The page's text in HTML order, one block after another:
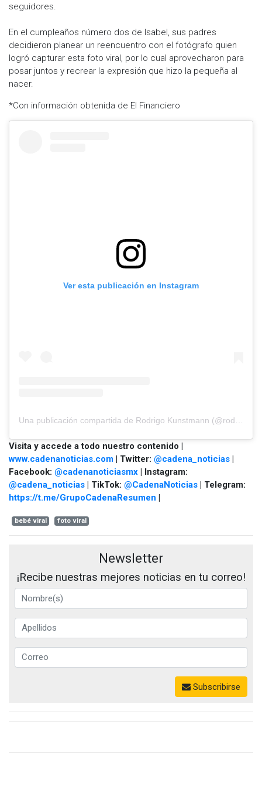
seguidores.
En el cumpleaños número dos de Isabel, sus padres
decidieron planear un reencuentro con el fotógrafo quien
logró capturar esta foto viral, por lo cual aprovecharon para
posar juntos y recrear la expresión que hizo la pequeña al
nacer.
*Con información obtenida de El Financiero
Ver esta publicación en Instagram
Una publicación compartida de Rodrigo Kunstmann (@rodrigokunstmann)
Visita y accede a todo nuestro contenido |
www.cadenanoticias.com | Twitter: @cadena_noticias
Facebook: @cadenanoticiasmx | Instagram:
@cadena_noticias | TikTok: @CadenaNoticias | Telegram:
https://t.me/GrupoCadenaResumen
bebé viral foto viral
Newsletter
¡Recibe nuestras mejores noticias en tu correo!
Subscribirse